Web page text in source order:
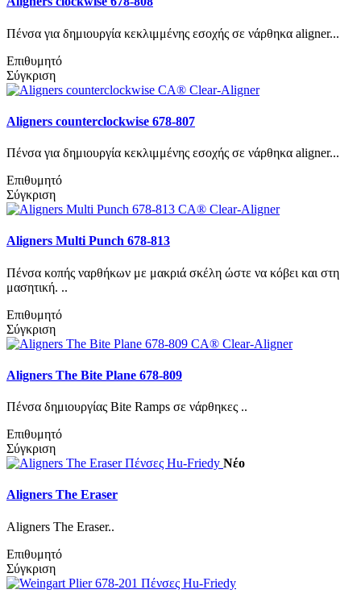
Πένσα για δημιουργία κεκλιμμένης εσοχής σε νάρθηκα aligner...
Επιθυμητό
Σύγκριση
Aligners counterclockwise 678-807
Πένσα για δημιουργία κεκλιμμένης εσοχής σε νάρθηκα aligner...
Επιθυμητό
Σύγκριση
Aligners Multi Punch 678-813
Πένσα κοπής ναρθήκων με μακριά σκέλη ώστε να κόβει και στη
μασητική. ..
Επιθυμητό
Σύγκριση
Aligners The Bite Plane 678-809
Πένσα δημιουργίας Bite Ramps σε νάρθηκες ..
Επιθυμητό
Σύγκριση
Νέο
Aligners The Eraser
Aligners The Eraser..
Επιθυμητό
Σύγκριση